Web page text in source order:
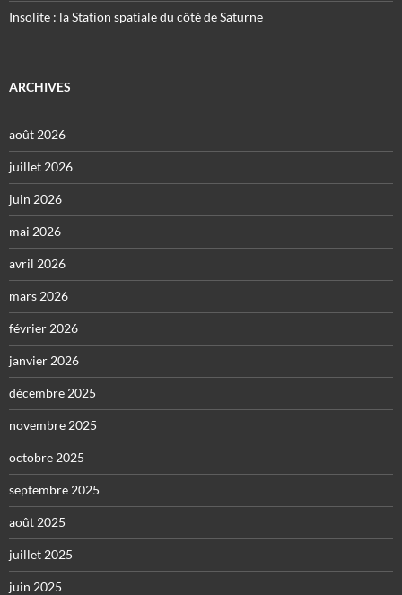
Insolite : la Station spatiale du côté de Saturne
ARCHIVES
août 2026
juillet 2026
juin 2026
mai 2026
avril 2026
mars 2026
février 2026
janvier 2026
décembre 2025
novembre 2025
octobre 2025
septembre 2025
août 2025
juillet 2025
juin 2025